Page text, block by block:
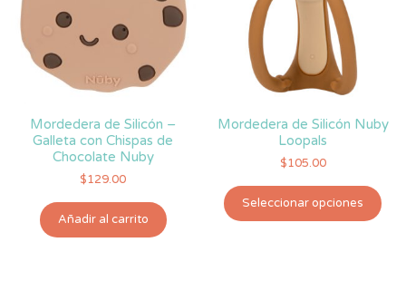
Mordedera de Silicón –
Galleta con Chispas de
Chocolate Nuby
$129.00
Añadir al carrito
Mordedera de Silicón Nuby
Loopals
$105.00
Seleccionar opciones